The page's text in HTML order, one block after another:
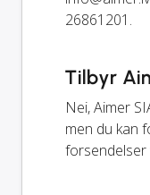
26861201.
Tilbyr
Nei, Aimer
men du kan
forsendelser